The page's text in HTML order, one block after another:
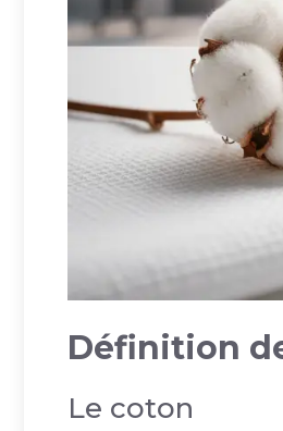
Définition
Le coton